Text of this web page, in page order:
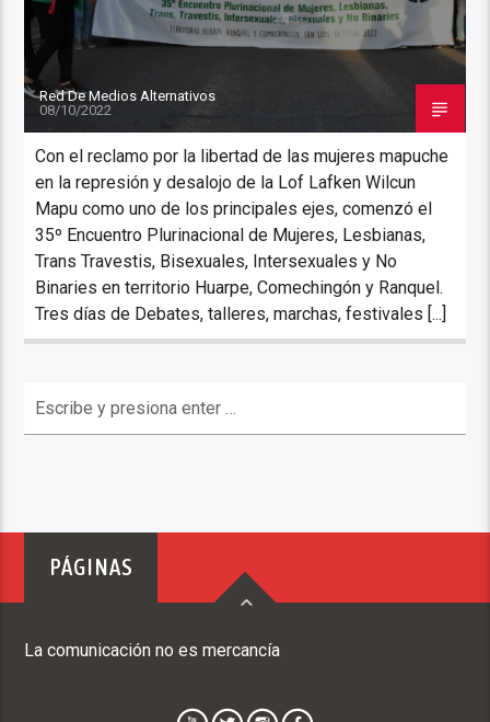
Red De Medios Alternativos
08/10/2022
Con el reclamo por la libertad de las mujeres mapuche
en la represión y desalojo de la Lof Lafken Wilcun
Mapu como uno de los principales ejes, comenzó el
35º Encuentro Plurinacional de Mujeres, Lesbianas,
Trans Travestis, Bisexuales, Intersexuales y No
Binaries en territorio Huarpe, Comechingón y Ranquel.
Tres días de Debates, talleres, marchas, festivales [...]
PÁGINAS
La comunicación no es mercancía